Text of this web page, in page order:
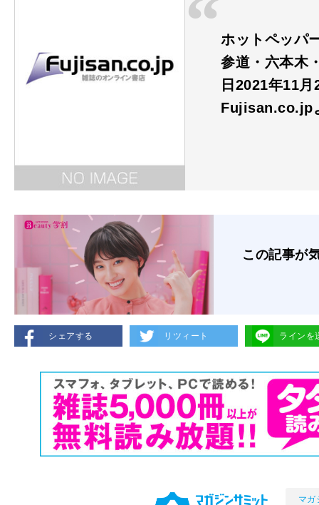
ホットペッパ
参道・六本木
日2021年11
Fujisan.co.jp
この記事が
シェアする リツィート ラインを
マガ